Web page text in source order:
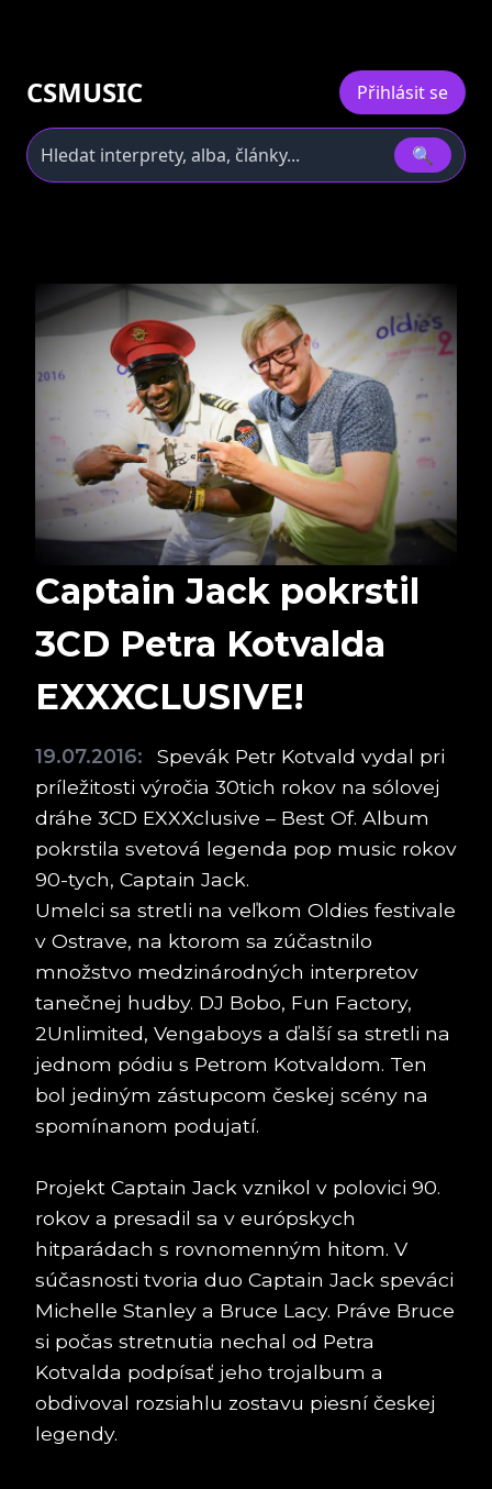
CSMUSIC Přihlásit se
🔍
Captain Jack pokrstil
3CD Petra Kotvalda
EXXXCLUSIVE!
19.07.2016:
Spevák Petr Kotvald vydal pri
príležitosti výročia 30tich rokov na sólovej
dráhe 3CD EXXXclusive – Best Of. Album
pokrstila svetová legenda pop music rokov
90-tych, Captain Jack.
Umelci sa stretli na veľkom Oldies festivale
v Ostrave, na ktorom sa zúčastnilo
množstvo medzinárodných interpretov
tanečnej hudby. DJ Bobo, Fun Factory,
2Unlimited, Vengaboys a ďalší sa stretli na
jednom pódiu s Petrom Kotvaldom. Ten
bol jediným zástupcom českej scény na
spomínanom podujatí.
Projekt Captain Jack vznikol v polovici 90.
rokov a presadil sa v európskych
hitparádach s rovnomenným hitom. V
súčasnosti tvoria duo Captain Jack speváci
Michelle Stanley a Bruce Lacy. Práve Bruce
si počas stretnutia nechal od Petra
Kotvalda podpísať jeho trojalbum a
obdivoval rozsiahlu zostavu piesní českej
legendy.